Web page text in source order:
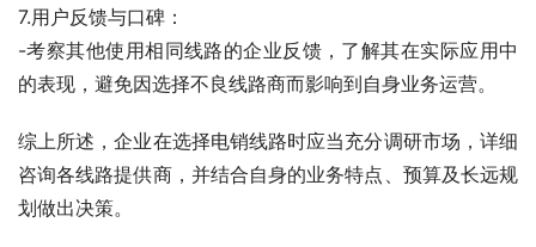
7.用户反馈与口碑：
-考察其他使用相同线路的企业反馈，了解其在实际应用中
的表现，避免因选择不良线路商而影响到自身业务运营。
综上所述，企业在选择电销线路时应当充分调研市场，详细
咨询各线路提供商，并结合自身的业务特点、预算及长远规
划做出决策。